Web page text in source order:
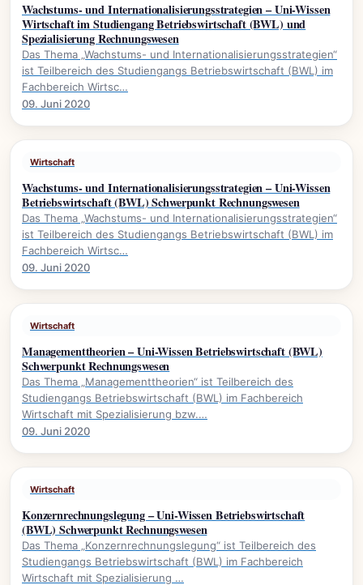
Wachstums- und Internationalisierungsstrategien – Uni-Wissen
Wirtschaft im Studiengang Betriebswirtschaft (BWL) und
Spezialisierung Rechnungswesen
Das Thema „Wachstums- und Internationalisierungsstrategien“
ist Teilbereich des Studiengangs Betriebswirtschaft (BWL) im
Fachbereich Wirtsc…
09. Juni 2020
Wirtschaft
Wachstums- und Internationalisierungsstrategien – Uni-Wissen
Betriebswirtschaft (BWL) Schwerpunkt Rechnungswesen
Das Thema „Wachstums- und Internationalisierungsstrategien“
ist Teilbereich des Studiengangs Betriebswirtschaft (BWL) im
Fachbereich Wirtsc…
09. Juni 2020
Wirtschaft
Managementtheorien – Uni-Wissen Betriebswirtschaft (BWL)
Schwerpunkt Rechnungswesen
Das Thema „Managementtheorien“ ist Teilbereich des
Studiengangs Betriebswirtschaft (BWL) im Fachbereich
Wirtschaft mit Spezialisierung bzw.…
09. Juni 2020
Wirtschaft
Konzernrechnungslegung – Uni-Wissen Betriebswirtschaft
(BWL) Schwerpunkt Rechnungswesen
Das Thema „Konzernrechnungslegung“ ist Teilbereich des
Studiengangs Betriebswirtschaft (BWL) im Fachbereich
Wirtschaft mit Spezialisierung …